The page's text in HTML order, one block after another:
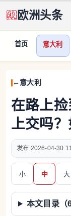
欧洲头条
首页 意大利
意大利
在路上
上交吗？
2026-04-30
小 中 大
本文目录（